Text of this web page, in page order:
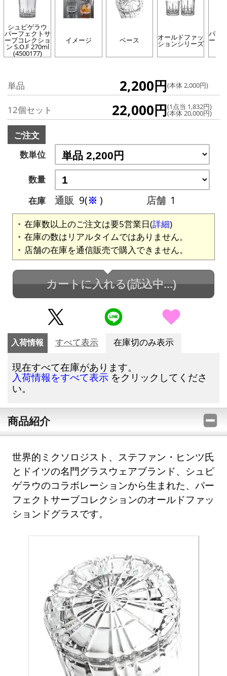
シュピゲラウ
パーフェクトサ
ーブコレクショ
ン S.O.F 270ml
(4500177)
イメージ ベース オールドファッ
ションシリーズ
パー
ーブ
単品 2,200円(本体 2,000円)
12個セット 22,000円(1点当 1,832円)
(本体 20,000円)
ご注文
数単位
数量
在庫
通販 9(※ ) 店舗 1
在庫数以上のご注文は要5営業日(詳細)
在庫の数はリアルタイムではありません。
店舗の在庫を通信販売で購入できません。
カートに入れる(読込中...)
入荷情報 すべて表示 在庫切のみ表示
現在すべて在庫があります。
入荷情報をすべて表示 をクリックしてくださ
い。
商品紹介
世界的ミクソロジスト、ステファン・ヒンツ氏
とドイツの名門グラスウェアブランド、シュピ
ゲラウのコラボレーションから生まれた、パー
フェクトサーブコレクションのオールドファッ
ションドグラスです。